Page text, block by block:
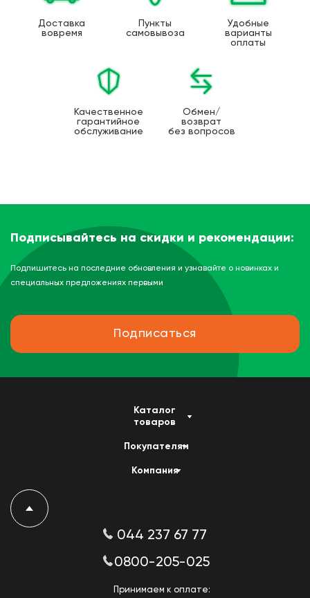
Доставка
вовремя
Пункты
самовывоза
Удобные
варианты
оплаты
Качественное
гарантийное
обслуживание
Обмен/
возврат
без вопросов
Подписывайтесь на скидки и рекомендации:
Подпишитесь на последние обновления и узнавайте о новинках и
специальных предложениях первыми
Подписаться
Каталог
товаров
Покупателям
Компания
044 237 67 77
0800-205-025
Принимаем к оплате: